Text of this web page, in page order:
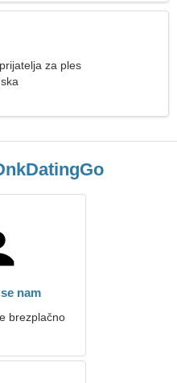
za ples
nam
brezplačno